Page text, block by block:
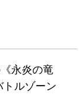
永炎の竜
トルゾーン